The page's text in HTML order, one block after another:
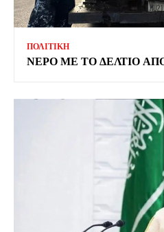
ΠΟΛΙΤΙΚΗ
ΝΕΡΟ ΜΕ ΤΟ ΔΕΛΤΙΟ